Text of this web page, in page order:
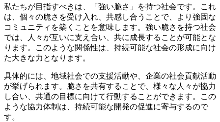
私たちが目指すべきは、「強い脆さ」を持つ社会です。これ
は、個々の脆さを受け入れ、共感し合うことで、より強固な
コミュニティを築くことを意味します。強い脆さを持つ社会
では、人々が互いに支え合い、共に成長することが可能とな
ります。このような関係性は、持続可能な社会の形成に向け
た大きな力となります。
具体的には、地域社会での支援活動や、企業の社会貢献活動
が挙げられます。脆さを共有することで、様々な人々が協力
し合い、共通の目標に向けて行動することができます。この
ような協力体制は、持続可能な開発の促進に寄与するので
す。